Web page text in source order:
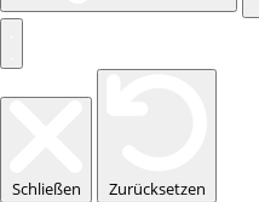
Schließen Zurücksetzen